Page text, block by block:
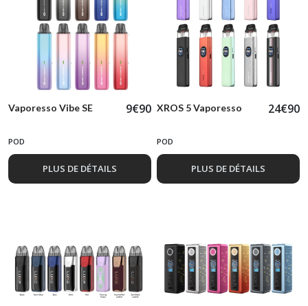
Vaporesso Vibe SE 9€90
POD
PLUS DE DÉTAILS
XROS 5 Vaporesso 24€90
POD
PLUS DE DÉTAILS